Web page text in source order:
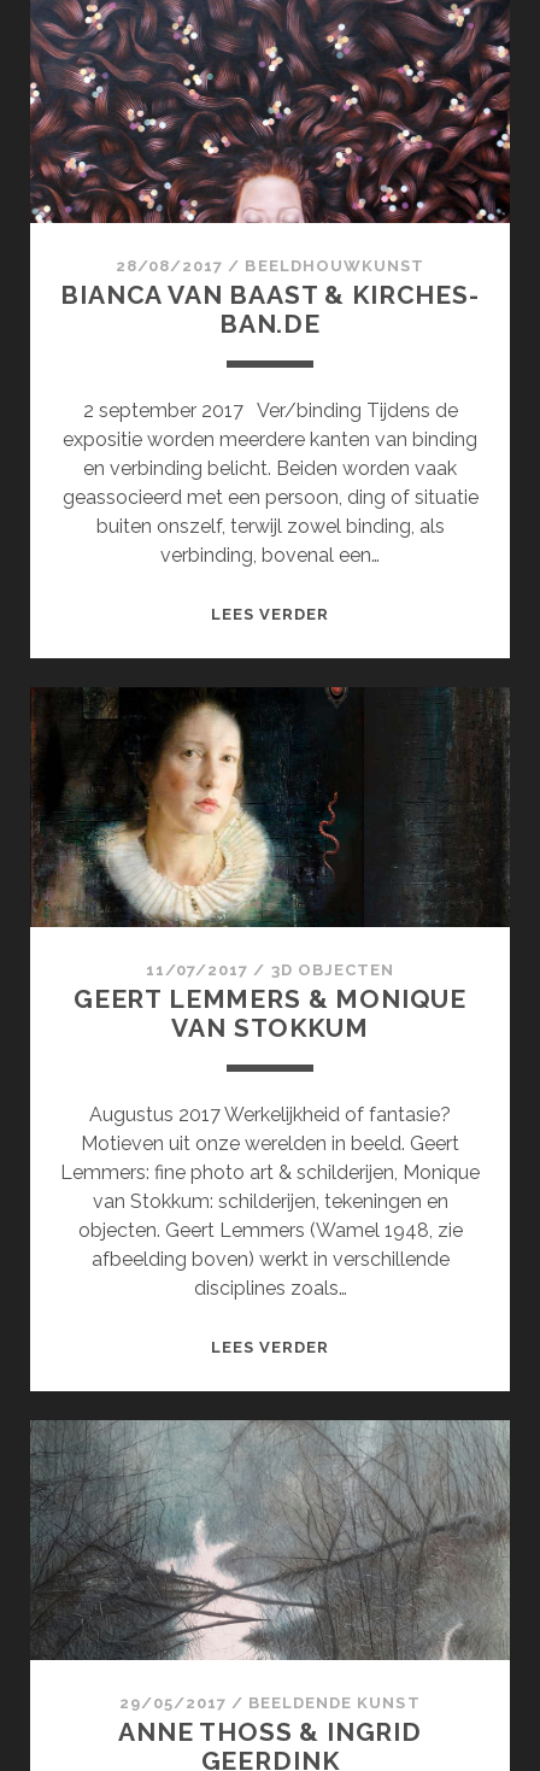
OOK
ERG
28/08/2017 / BEELDHOUWKUNST
BIANCA VAN BAAST & KIRCHES-
BAN.DE
2 september 2017 Ver/binding Tijdens de
expositie worden meerdere kanten van binding
en verbinding belicht. Beiden worden vaak
geassocieerd met een persoon, ding of situatie
buiten onszelf, terwijl zowel binding, als
verbinding, bovenal een…
LEES VERDER
&
11/07/2017 / 3D OBJECTEN
GEERT LEMMERS & MONIQUE
VAN STOKKUM
Augustus 2017 Werkelijkheid of fantasie?
Motieven uit onze werelden in beeld. Geert
Lemmers: fine photo art & schilderijen, Monique
van Stokkum: schilderijen, tekeningen en
objecten. Geert Lemmers (Wamel 1948, zie
afbeelding boven) werkt in verschillende
disciplines zoals…
LEES VERDER
MONIQUE
VAN
STOKKUM
29/05/2017 / BEELDENDE KUNST
ANNE THOSS & INGRID
GEERDINK